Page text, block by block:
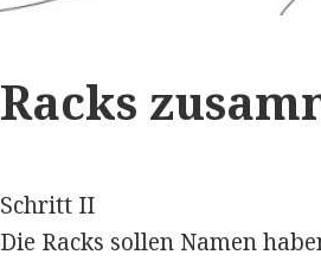
Racks
Schritt II
Die Racks sollen Namen